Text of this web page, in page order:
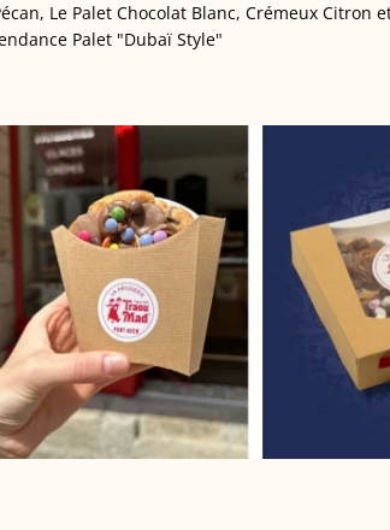
Le Palet Chocolat Blanc, Crémeux
Palet "Dubaï Style"